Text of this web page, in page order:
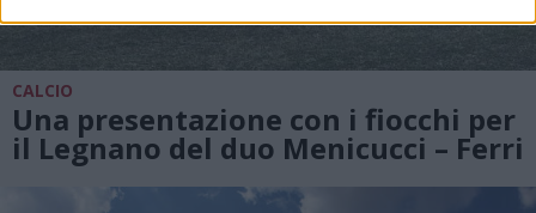
CALCIO
Una presentazione con i fiocchi per
il Legnano del duo Menicucci – Ferri